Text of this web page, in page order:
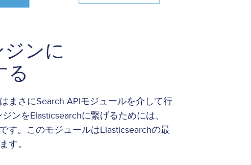
ンに
る
まさにSearch APIモジュールを介して行
ンをElasticsearchに繋げるためには、
す。このモジュールはElasticsearchの最
す。